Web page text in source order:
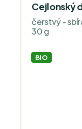
Cejlonský
čerstvý -
30 g
BIO